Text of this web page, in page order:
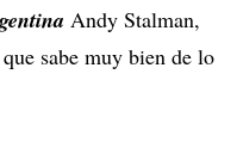
Andy Stalman,
sabe muy bien de lo